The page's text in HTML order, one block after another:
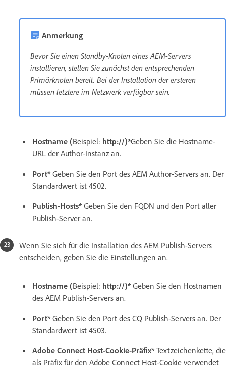
Anmerkung
Bevor Sie einen Standby-Knoten eines AEM-Servers
installieren, stellen Sie zunächst den entsprechenden
Primärknoten bereit. Bei der Installation der ersteren
müssen letztere im Netzwerk verfügbar sein.
Hostname (Beispiel: http://)*Geben Sie die Hostname-
URL der Author-Instanz an.
Port* Geben Sie den Port des AEM Author-Servers an. Der
Standardwert ist 4502.
Publish-Hosts* Geben Sie den FQDN und den Port aller
Publish-Server an.
Wenn Sie sich für die Installation des AEM Publish-Servers
entscheiden, geben Sie die Einstellungen an.
Hostname (Beispiel: http://)* Geben Sie den Hostnamen
des AEM Publish-Servers an.
Port* Geben Sie den Port des CQ Publish-Servers an. Der
Standardwert ist 4503.
Adobe Connect Host-Cookie-Präfix* Textzeichenkette, die
als Präfix für den Adobe Connect Host-Cookie verwendet